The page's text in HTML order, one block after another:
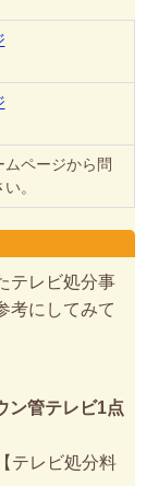
ページから問
。
テレビ処分事
考にしてみて
ン管テレビ1点
テレビ処分料